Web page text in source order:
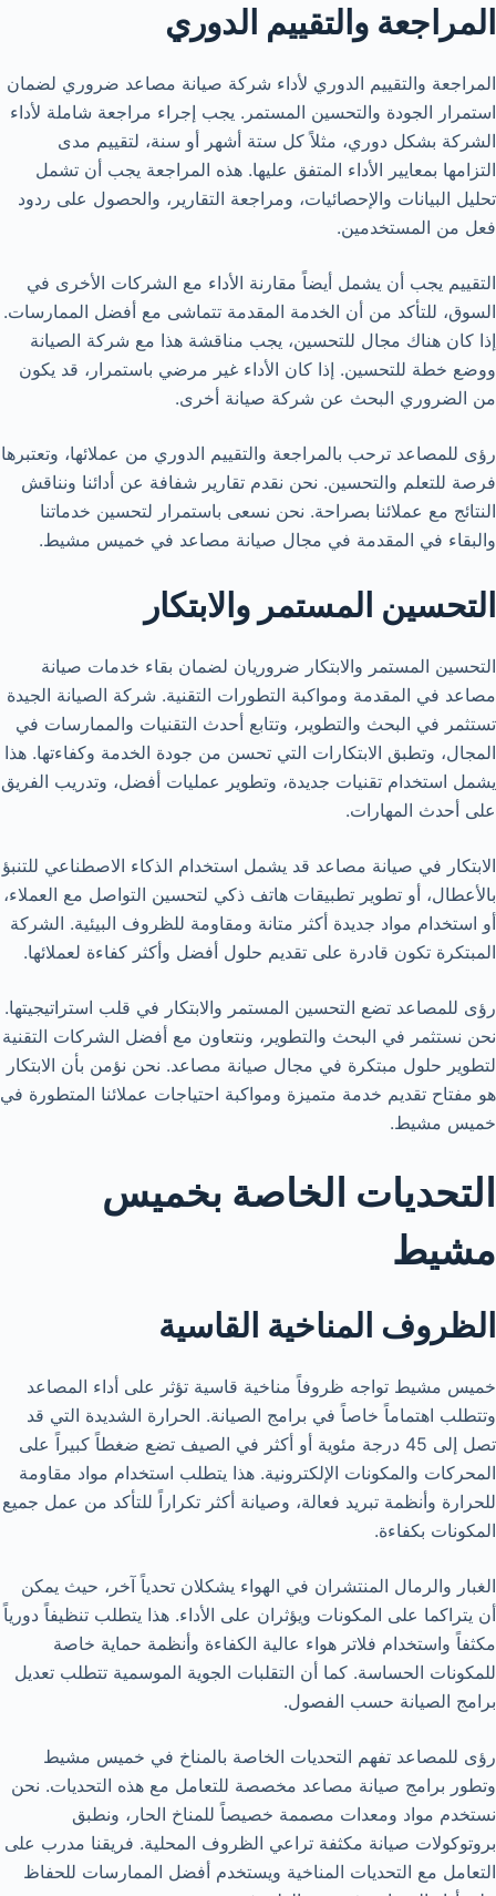
المراجعة والتقييم الدوري
المراجعة والتقييم الدوري لأداء شركة صيانة مصاعد ضروري لضمان
استمرار الجودة والتحسين المستمر. يجب إجراء مراجعة شاملة لأداء
الشركة بشكل دوري، مثلاً كل ستة أشهر أو سنة، لتقييم مدى
التزامها بمعايير الأداء المتفق عليها. هذه المراجعة يجب أن تشمل
تحليل البيانات والإحصائيات، ومراجعة التقارير، والحصول على ردود
فعل من المستخدمين.
التقييم يجب أن يشمل أيضاً مقارنة الأداء مع الشركات الأخرى في
السوق، للتأكد من أن الخدمة المقدمة تتماشى مع أفضل الممارسات.
إذا كان هناك مجال للتحسين، يجب مناقشة هذا مع شركة الصيانة
ووضع خطة للتحسين. إذا كان الأداء غير مرضي باستمرار، قد يكون
من الضروري البحث عن شركة صيانة أخرى.
رؤى للمصاعد ترحب بالمراجعة والتقييم الدوري من عملائها، وتعتبرها
فرصة للتعلم والتحسين. نحن نقدم تقارير شفافة عن أدائنا ونناقش
النتائج مع عملائنا بصراحة. نحن نسعى باستمرار لتحسين خدماتنا
والبقاء في المقدمة في مجال صيانة مصاعد في خميس مشيط.
التحسين المستمر والابتكار
التحسين المستمر والابتكار ضروريان لضمان بقاء خدمات صيانة
مصاعد في المقدمة ومواكبة التطورات التقنية. شركة الصيانة الجيدة
تستثمر في البحث والتطوير، وتتابع أحدث التقنيات والممارسات في
المجال، وتطبق الابتكارات التي تحسن من جودة الخدمة وكفاءتها. هذا
يشمل استخدام تقنيات جديدة، وتطوير عمليات أفضل، وتدريب الفريق
على أحدث المهارات.
الابتكار في صيانة مصاعد قد يشمل استخدام الذكاء الاصطناعي للتنبؤ
بالأعطال، أو تطوير تطبيقات هاتف ذكي لتحسين التواصل مع العملاء،
أو استخدام مواد جديدة أكثر متانة ومقاومة للظروف البيئية. الشركة
المبتكرة تكون قادرة على تقديم حلول أفضل وأكثر كفاءة لعملائها.
رؤى للمصاعد تضع التحسين المستمر والابتكار في قلب استراتيجيتها.
نحن نستثمر في البحث والتطوير، ونتعاون مع أفضل الشركات التقنية
لتطوير حلول مبتكرة في مجال صيانة مصاعد. نحن نؤمن بأن الابتكار
هو مفتاح تقديم خدمة متميزة ومواكبة احتياجات عملائنا المتطورة في
خميس مشيط.
التحديات الخاصة بخميس
مشيط
الظروف المناخية القاسية
خميس مشيط تواجه ظروفاً مناخية قاسية تؤثر على أداء المصاعد
وتتطلب اهتماماً خاصاً في برامج الصيانة. الحرارة الشديدة التي قد
تصل إلى 45 درجة مئوية أو أكثر في الصيف تضع ضغطاً كبيراً على
المحركات والمكونات الإلكترونية. هذا يتطلب استخدام مواد مقاومة
للحرارة وأنظمة تبريد فعالة، وصيانة أكثر تكراراً للتأكد من عمل جميع
المكونات بكفاءة.
الغبار والرمال المنتشران في الهواء يشكلان تحدياً آخر، حيث يمكن
أن يتراكما على المكونات ويؤثران على الأداء. هذا يتطلب تنظيفاً دورياً
مكثفاً واستخدام فلاتر هواء عالية الكفاءة وأنظمة حماية خاصة
للمكونات الحساسة. كما أن التقلبات الجوية الموسمية تتطلب تعديل
برامج الصيانة حسب الفصول.
رؤى للمصاعد تفهم التحديات الخاصة بالمناخ في خميس مشيط
وتطور برامج صيانة مصاعد مخصصة للتعامل مع هذه التحديات. نحن
نستخدم مواد ومعدات مصممة خصيصاً للمناخ الحار، ونطبق
بروتوكولات صيانة مكثفة تراعي الظروف المحلية. فريقنا مدرب على
التعامل مع التحديات المناخية ويستخدم أفضل الممارسات للحفاظ